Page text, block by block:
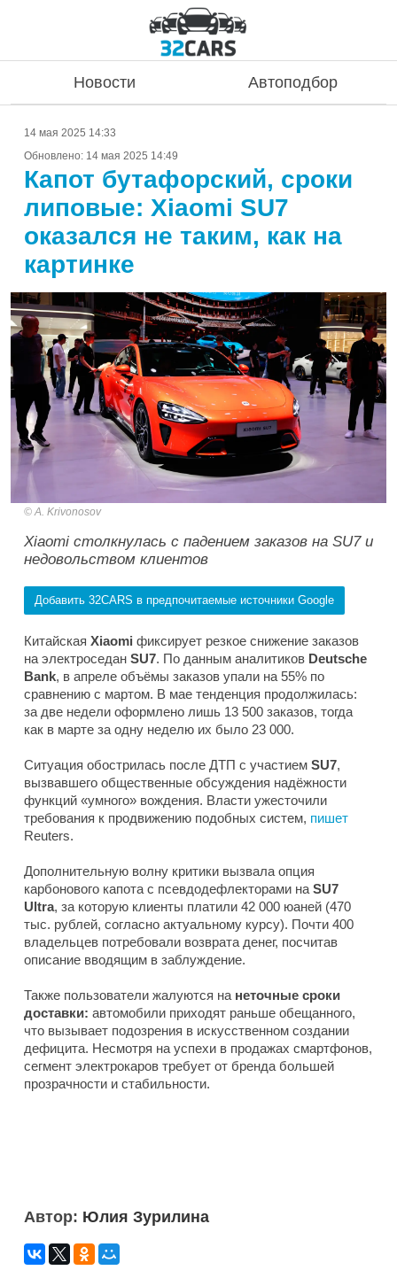
Новости Автоподбор
14 мая 2025 14:33
Обновлено: 14 мая 2025 14:49
Капот бутафорский, сроки
липовые: Xiaomi SU7
оказался не таким, как на
картинке
A. Krivonosov
Xiaomi столкнулась с падением заказов на SU7 и
недовольством клиентов
Добавить 32CARS в предпочитаемые источники Google
Китайская Xiaomi фиксирует резкое снижение заказов
на электроседан SU7. По данным аналитиков Deutsche
Bank, в апреле объёмы заказов упали на 55% по
сравнению с мартом. В мае тенденция продолжилась:
за две недели оформлено лишь 13 500 заказов, тогда
как в марте за одну неделю их было 23 000.
Ситуация обострилась после ДТП с участием SU7,
вызвавшего общественные обсуждения надёжности
функций «умного» вождения. Власти ужесточили
требования к продвижению подобных систем, пишет
Reuters.
Дополнительную волну критики вызвала опция
карбонового капота с псевдодефлекторами на SU7
Ultra, за которую клиенты платили 42 000 юаней (470
тыс. рублей, согласно актуальному курсу). Почти 400
владельцев потребовали возврата денег, посчитав
описание вводящим в заблуждение.
Также пользователи жалуются на неточные сроки
доставки: автомобили приходят раньше обещанного,
что вызывает подозрения в искусственном создании
дефицита. Несмотря на успехи в продажах смартфонов,
сегмент электрокаров требует от бренда большей
прозрачности и стабильности.
Автор: Юлия Зурилина